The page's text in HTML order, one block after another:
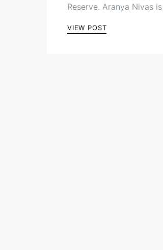
Reserve. Aranya Nivas
VIEW POST